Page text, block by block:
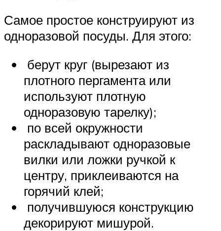
Самое простое конструируют из
одноразовой посуды. Для этого:
берут круг (вырезают из
плотного пергамента или
используют плотную
одноразовую тарелку);
по всей окружности
раскладывают одноразовые
вилки или ложки ручкой к
центру, приклеиваются на
горячий клей;
получившуюся конструкцию
декорируют мишурой.